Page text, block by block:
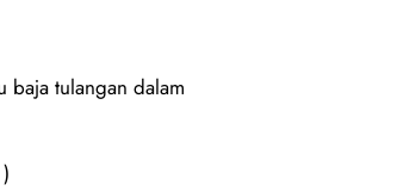
baja tulangan dalam